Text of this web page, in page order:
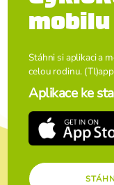
mobilu
Stáhni si aplikaci a
celou rodinu.
Aplikace ke